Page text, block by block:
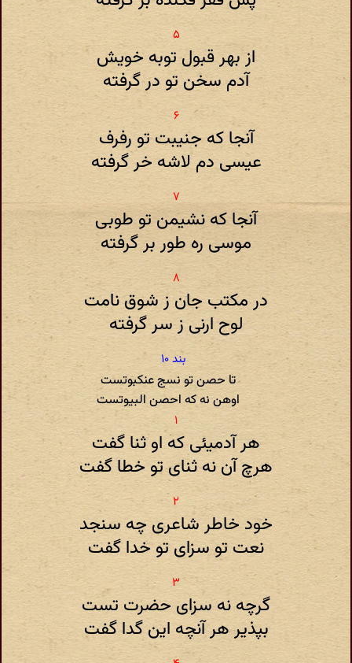
از بهر قبول توبه خویش
آدم سخن تو در گرفته
آنجا که جنیبت تو رفرف
عیسی دم لاشه خر گرفته
آنجا که نشیمن تو طوبی
موسی ره طور بر گرفته
در مکتب جان ز شوق نامت
لوح ارنی ز سر گرفته
تا حصن تو نسج عنکبوتست
اوهن نه که احصن البیوتست
هر آدمیئی که او ثنا گفت
هرچ آن نه ثنای تو خطا گفت
خود خاطر شاعری چه سنجد
نعت تو سزای تو خدا گفت
گرچه نه سزای حضرت تست
بپذیر هر آنچه این گدا گفت